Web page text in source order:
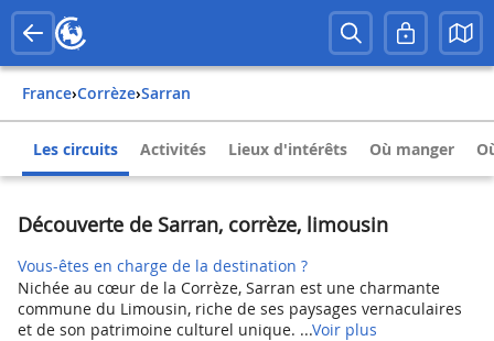
France› Corrèze› Sarran
Les circuits Activités Lieux d'intérêts Où manger
Découverte de Sarran, corrèze, limousin
Vous-êtes en charge de la destination ?
Nichée au cœur de la Corrèze, Sarran est une charmante
commune du Limousin, riche de ses paysages vernaculaires
et de son patrimoine culturel unique. ...Voir plus